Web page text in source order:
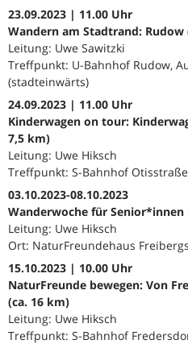
23.09.2023 | 11.00 Uhr
Wandern am Stadtrand: Rudow
Leitung: Uwe Sawitzki
Treffpunkt: U-Bahnhof Rudow,
(stadteinwärts)
24.09.2023 | 11.00 Uhr
Kinderwagen on tour:
7,5 km)
Leitung: Uwe Hiksch
Treffpunkt: S-Bahnhof
03.10.2023-08.10.2023
Wanderwoche für Senior*innen
Leitung: Uwe Hiksch
Ort: NaturFreundehaus
15.10.2023 | 10.00 Uhr
NaturFreunde bewegen: Von
(ca. 16 km)
Leitung: Uwe Hiksch
Treffpunkt: S-Bahnhof